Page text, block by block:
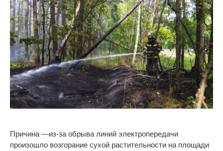
Причина —из-за обрыва линий электропередачи
произошло возгорание сухой растительности на площади